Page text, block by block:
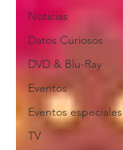
Noticias
Datos Curiosos
DVD & Blu-Ray
Eventos
Eventos especiales
TV